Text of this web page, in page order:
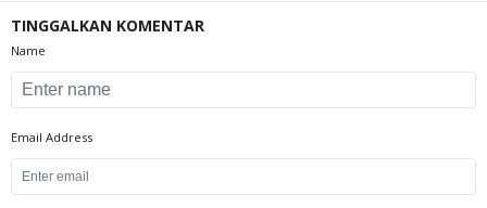
TINGGALKAN KOMENTAR
Name
Email Address